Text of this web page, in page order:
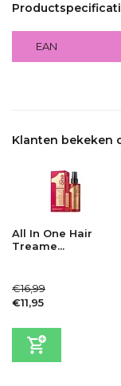
EAN
Klanten bekeken
All In One Hair
Treame...
€16,99
€11,95